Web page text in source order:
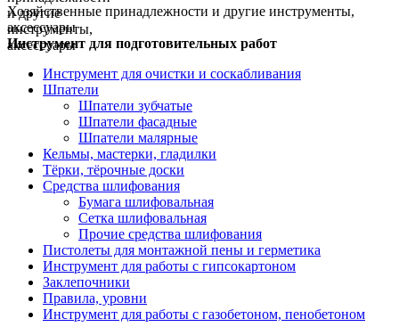
Хозяйственные принадлежности и другие инструменты,
аксессуары
Инструмент для подготовительных работ
Инструмент для очистки и соскабливания
Шпатели
Шпатели зубчатые
Шпатели фасадные
Шпатели малярные
Кельмы, мастерки, гладилки
Тёрки, тёрочные доски
Средства шлифования
Бумага шлифовальная
Сетка шлифовальная
Прочие средства шлифования
Пистолеты для монтажной пены и герметика
Инструмент для работы с гипсокартоном
Заклепочники
Правила, уровни
Инструмент для работы с газобетоном, пенобетоном